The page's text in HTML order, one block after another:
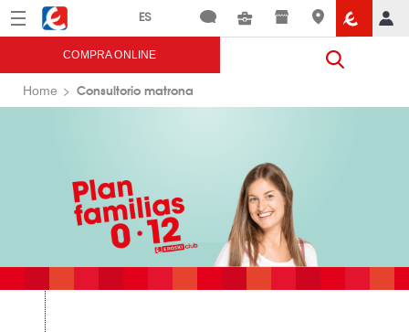
Menú Eroski
COMPRA ONLINE
Home Consultorio matrona